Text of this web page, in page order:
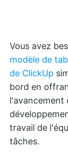
Vous avez
modèle de
de ClickUp
bord en
l'avancement
travail de
tâches.